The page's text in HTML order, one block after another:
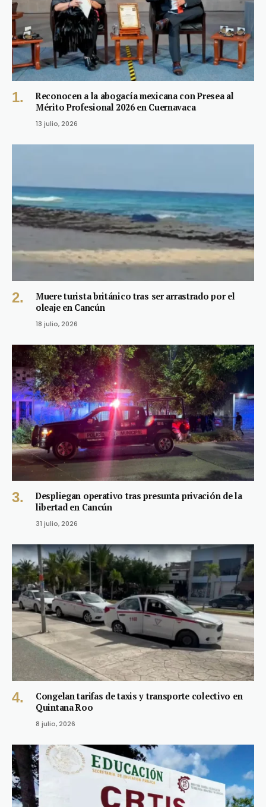
Reconocen a la abogacía mexicana con Presea al
Mérito Profesional 2026 en Cuernavaca
13 julio, 2026
Muere turista británico tras ser arrastrado por el
oleaje en Cancún
18 julio, 2026
Despliegan operativo tras presunta privación de la
libertad en Cancún
31 julio, 2026
Congelan tarifas de taxis y transporte colectivo en
Quintana Roo
8 julio, 2026